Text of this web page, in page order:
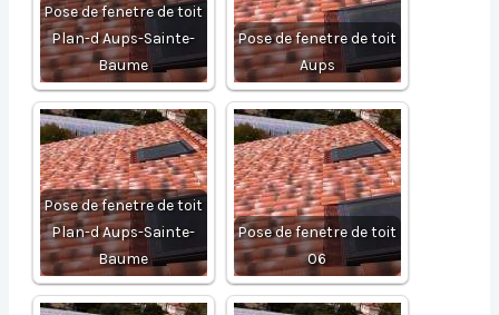
Pose de fenetre de toit
Plan-d Aups-Sainte-
Baume
Pose de fenetre de toit
Aups
Pose de fenetre de toit
Plan-d Aups-Sainte-
Baume
Pose de fenetre de toit
06